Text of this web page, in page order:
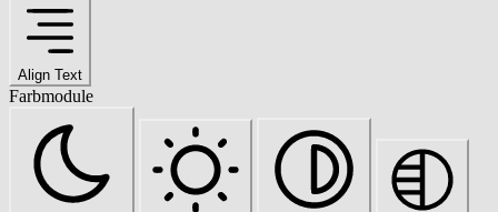
Align Text
Farbmodule